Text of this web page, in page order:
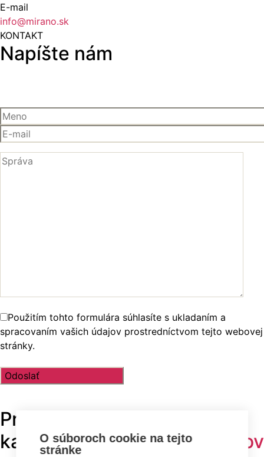
E-mail
info@mirano.sk
KONTAKT
Napíšte nám
Použitím tohto formulára súhlasíte s ukladaním a
spracovaním vašich údajov prostredníctvom tejto webovej
stránky.
Prehľadávajte v
kategóriách -projekty domov
O súboroch cookie na tejto
stránke